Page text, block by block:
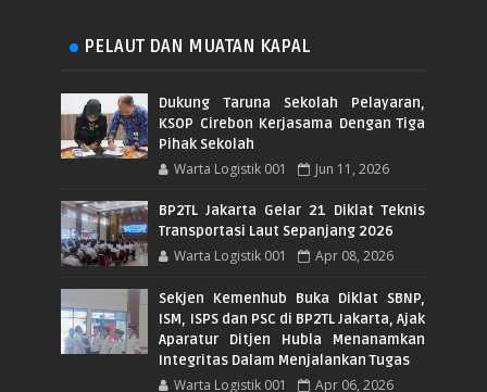
PELAUT DAN MUATAN KAPAL
Dukung Taruna Sekolah Pelayaran,
KSOP Cirebon Kerjasama Dengan Tiga
Pihak Sekolah
Warta Logistik 001 Jun 11, 2026
BP2TL Jakarta Gelar 21 Diklat Teknis
Transportasi Laut Sepanjang 2026
Warta Logistik 001 Apr 08, 2026
Sekjen Kemenhub Buka Diklat SBNP,
ISM, ISPS dan PSC di BP2TL Jakarta, Ajak
Aparatur Ditjen Hubla Menanamkan
Integritas Dalam Menjalankan Tugas
Warta Logistik 001 Apr 06, 2026